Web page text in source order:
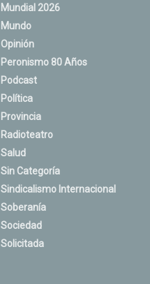
Mundial 2026
Mundo
Opinión
Peronismo 80 Años
Podcast
Política
Provincia
Radioteatro
Salud
Sin Categoría
Sindicalismo Internacional
Soberanía
Sociedad
Solicitada